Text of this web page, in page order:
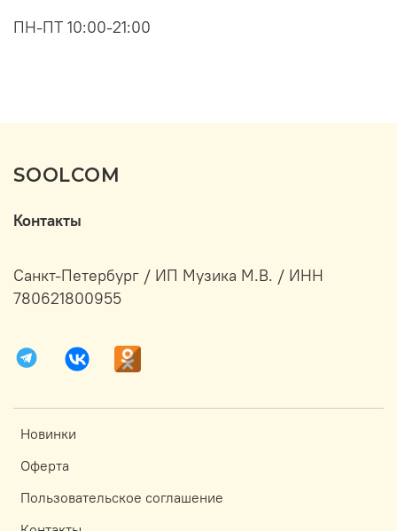
ПН-ПТ 10:00-21:00
SOOLCOM
Новинки
Оферта
Пользовательское соглашение
Контакты
Санкт-Петербург / ИП Музика М.В. / ИНН
780621800955